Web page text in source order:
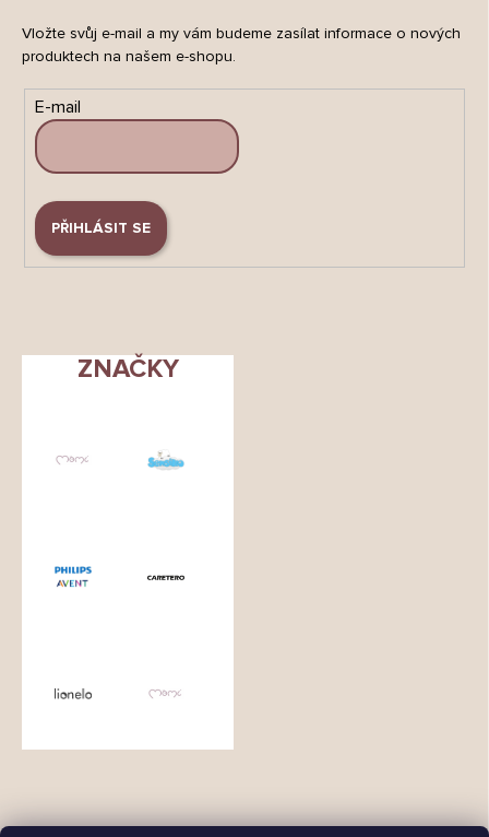
Vložte svůj e-mail a my vám budeme zasílat informace o nových
produktech na našem e-shopu.
E-mail
PŘIHLÁSIT SE
ZNAČKY